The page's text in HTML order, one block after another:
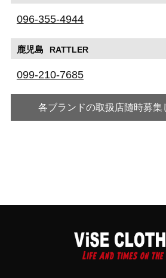
096-355-4944
鹿児島 RATTLER
099-210-7685
各ブランドの取扱店随時募集